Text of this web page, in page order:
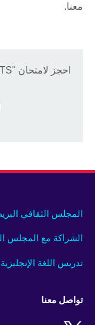
معنا.
احجز لامتحان "IELTS" اليوم.
المجلس الثقافي
الشراكة مع المجلس
تدريس اللغة الإنجليزية
تواصل معنا